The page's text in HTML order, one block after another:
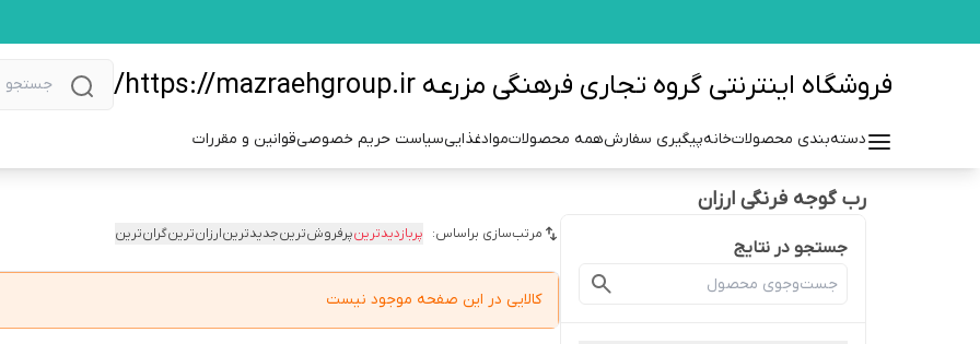
فروشگاه اینترنتی گروه تجاری فرهنگی مزرعه https://mazraehgroup.ir/
دسته‌بندی محصولاتخانهپیگیری سفارشهمه محصولاتموادغذاییسیاست حریم خصوصیقوانین و مقررات
رب گوجه فرنگی ارزان
جستجو در نتایج
مرتب‌سازی براساس: پربازدیدترینپرفروش‌ترینجدیدترینارزان‌ترینگران‌ترین
کالایی در این صفحه موجود نیست